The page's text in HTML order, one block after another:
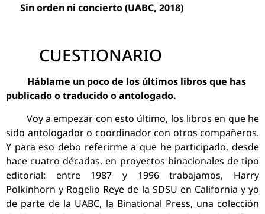
Sin orden ni concierto (UABC, 2018)
CUESTIONARIO
Háblame un poco de los últimos libros que has
publicado o traducido o antologado.
Voy a empezar con esto último, los libros en que he
sido antologador o coordinador con otros compañeros.
Y para eso debo referirme a que he participado, desde
hace cuatro décadas, en proyectos binacionales de tipo
editorial: entre 1987 y 1996 trabajamos, Harry
Polkinhorn y Rogelio Reye de la SDSU en California y yo
de parte de la UABC, la Binational Press, una colección